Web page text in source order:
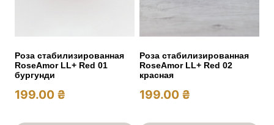
Роза стабилизированная
RoseAmor LL+ Red 01
бургунди
199.00 ₴
Роза стабилизированная
RoseAmor LL+ Red 02
красная
199.00 ₴